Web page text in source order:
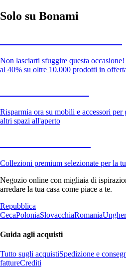
Solo su Bonami
Non lasciarti sfuggire questa
al 40% su oltre 10.000 prodotti in
Risparmia ora su mobili e accessori
altri spazi all'aperto
Collezioni premium selezionate per la
Negozio online con migliaia di
arredare la tua casa come piace a te.
Repubblica
CecaPoloniaSlovacchiaRomania
Guida agli acquisti
Tutto sugli acquistiSpedizione e
fattureCrediti